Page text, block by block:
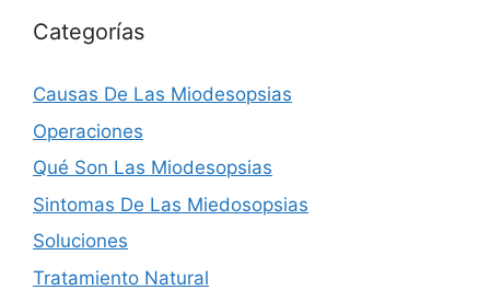
Categorías
Causas De Las Miodesopsias
Operaciones
Qué Son Las Miodesopsias
Sintomas De Las Miedosopsias
Soluciones
Tratamiento Natural